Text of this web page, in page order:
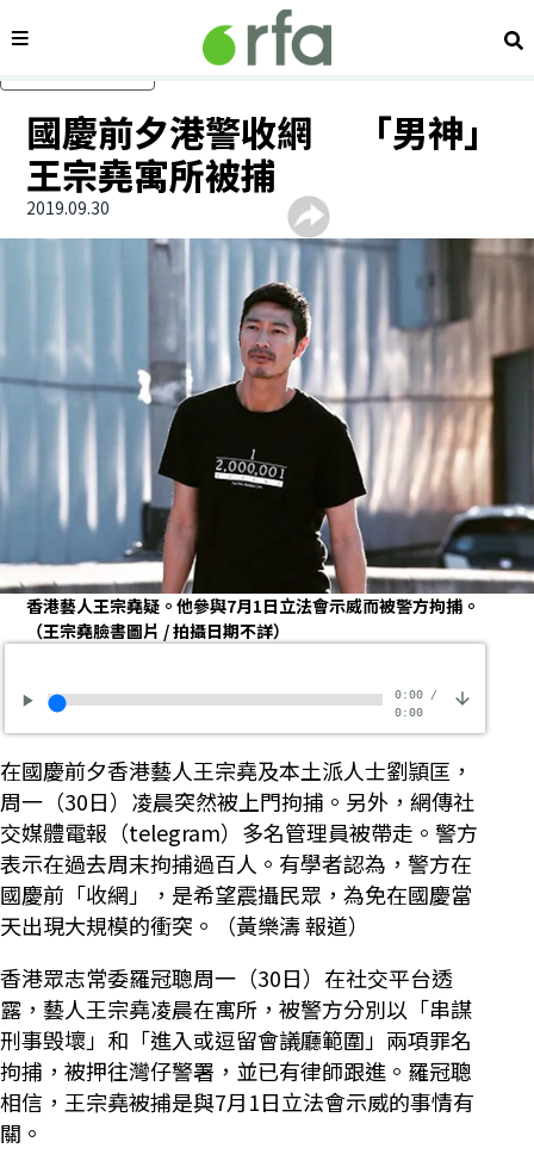
內容分類 搜
國慶前夕港警收網 「男神」
王宗堯寓所被捕
2019.09.30
香港藝人王宗堯疑。他參與7月1日立法會示威而被警方拘捕。
（王宗堯臉書圖片 / 拍攝日期不詳）
0:00/
0:00
在國慶前夕香港藝人王宗堯及本土派人士劉頴匡，
周一（30日）凌晨突然被上門拘捕。另外，網傳社
交媒體電報（telegram）多名管理員被帶走。警方
表示在過去周末拘捕過百人。有學者認為，警方在
國慶前「收網」，是希望震攝民眾，為免在國慶當
天出現大規模的衝突。（黃樂濤 報道）
香港眾志常委羅冠聰周一（30日）在社交平台透
露，藝人王宗堯凌晨在寓所，被警方分別以「串謀
刑事毁壞」和「進入或逗留會議廳範圍」兩項罪名
拘捕，被押往灣仔警署，並已有律師跟進。羅冠聰
相信，王宗堯被捕是與7月1日立法會示威的事情有
關。